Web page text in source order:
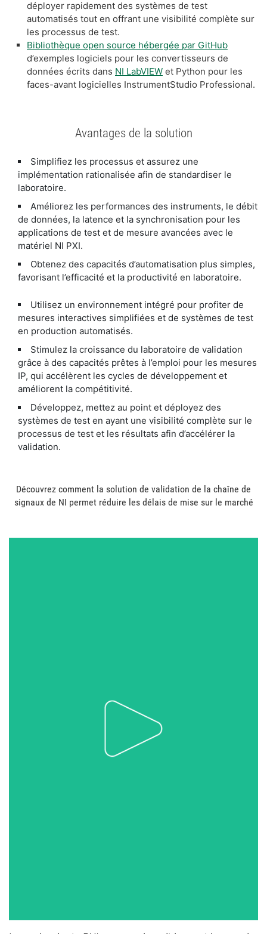
déployer rapidement des systèmes de test
automatisés tout en offrant une visibilité complète sur
les processus de test.
Bibliothèque open source hébergée par GitHub
d’exemples logiciels pour les convertisseurs de
données écrits dans NI LabVIEW et Python pour les
faces-avant logicielles InstrumentStudio Professional.
Avantages de la solution
Simplifiez les processus et assurez une
implémentation rationalisée afin de standardiser le
laboratoire.
Améliorez les performances des instruments, le débit
de données, la latence et la synchronisation pour les
applications de test et de mesure avancées avec le
matériel NI PXI.
Obtenez des capacités d’automatisation plus simples,
favorisant l’efficacité et la productivité en laboratoire.
Utilisez un environnement intégré pour profiter de
mesures interactives simplifiées et de systèmes de test
en production automatisés.
Stimulez la croissance du laboratoire de validation
grâce à des capacités prêtes à l’emploi pour les mesures
IP, qui accélèrent les cycles de développement et
améliorent la compétitivité.
Développez, mettez au point et déployez des
systèmes de test en ayant une visibilité complète sur le
processus de test et les résultats afin d’accélérer la
validation.
Découvrez comment la solution de validation de la chaîne de
signaux de NI permet réduire les délais de mise sur le marché